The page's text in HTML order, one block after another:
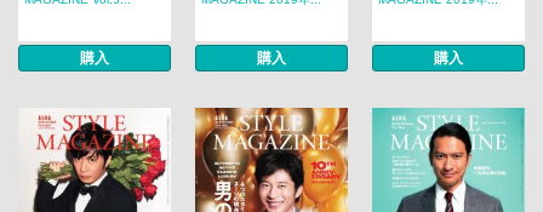
購入 購入 購入